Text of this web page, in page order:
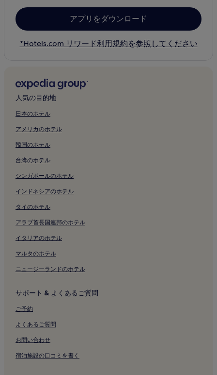
アプリをダウンロード
*Hotels.com リワード利用規約を参照してください
人気の目的地
日本のホテル
アメリカのホテル
韓国のホテル
台湾のホテル
シンガポールのホテル
インドネシアのホテル
タイのホテル
アラブ首長国連邦のホテル
イタリアのホテル
マルタのホテル
ニュージーランドのホテル
サポート & よくあるご質問
ご予約
よくあるご質問
お問い合わせ
宿泊施設の口コミを書く